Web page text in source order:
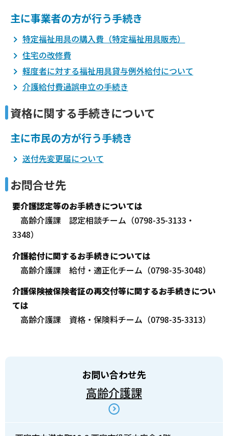
主に事業者の方が行う手続き
特定福祉用具の購入費（特定福祉用具販売）
住宅の改修費
軽度者に対する福祉用具貸与例外給付について
介護給付費過誤申立の手続き
資格に関する手続きについて
主に市民の方が行う手続き
送付先変更届について
お問合せ先
要介護認定等のお手続きについては
高齢介護課 認定相談チーム（0798-35-3133・
3348）
介護給付に関するお手続きについては
高齢介護課 給付・適正化チーム（0798-35-3048）
介護保険被保険者証の再交付等に関するお手続きについ
ては
高齢介護課 資格・保険料チーム（0798-35-3313）
お問い合わせ先
高齢介護課